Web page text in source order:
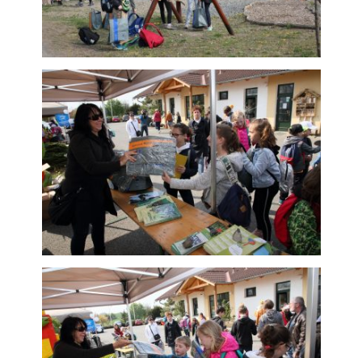
osoby, protože
jsou používány
pouze
pseudonymizované
údaje. Pokud
nevyjádříte
souhlas, nebudete
příjemcem obsahů
a reklam
přizpůsobených
Vašim zájmům.